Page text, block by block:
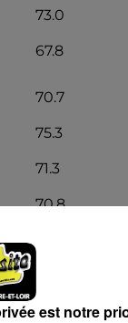
73.0
67.8
70.7
75.3
71.3
70.8
77.4
est notre